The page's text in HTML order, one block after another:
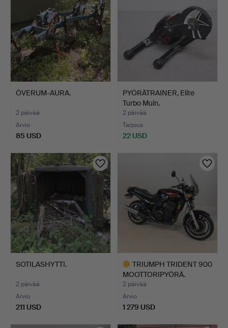
ÖVERUM-AURA.
2 päivää
Arvio
85 USD
PYÖRÄTRAINER, Elite
Turbo Muin.
2 päivää
Tarjous
22 USD
SOTILASHYTTI.
2 päivää
Arvio
211 USD
TRIUMPH TRIDENT 900
MOOTTORIPYÖRÄ.
2 päivää
Arvio
1 279 USD